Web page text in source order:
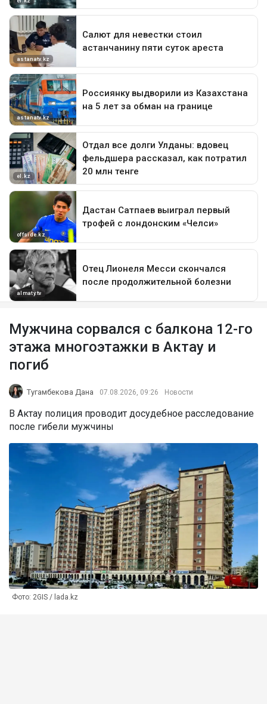
Мужчина сорвался с балкона 12-го
этажа многоэтажки в Актау и
погиб
Тугамбекова Дана 07.08.2026, 09:26 Новости
В Актау полиция проводит досудебное расследование
после гибели мужчины
Фото: 2GIS / lada.kz